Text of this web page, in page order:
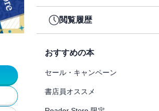
閲覧履歴
おすすめの本
セール・キャンペーン
書店員オススメ